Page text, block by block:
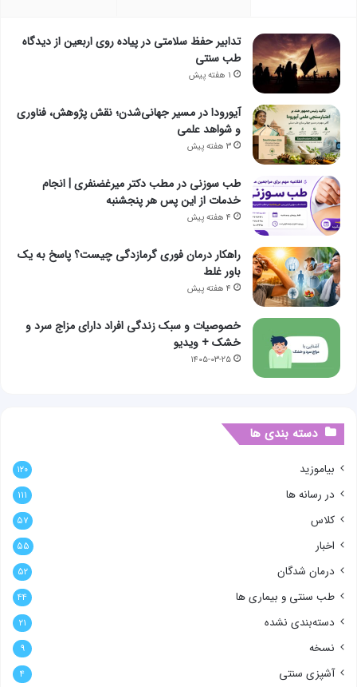
تدابیر حفظ سلامتی در پیاده روی اربعین از دیدگاه
طب سنتی
۱ هفته پیش
آیورودا در مسیر جهانی‌شدن؛ نقش پژوهش، فناوری
و شواهد علمی
۳ هفته پیش
طب سوزنی در مطب دکتر میرغضنفری | انجام
خدمات از این پس هر پنجشنبه
۴ هفته پیش
راهکار درمان فوری گرمازدگی چیست؟ پاسخ به یک
باور غلط
۴ هفته پیش
خصوصیات و سبک زندگی افراد دارای مزاج سرد و
خشک + ویدیو
۱۴۰۵-۰۳-۲۵
دسته بندی ها
بیاموزید ۱۲۰
در رسانه ها ۱۱۱
کلاس ۵۷
اخبار ۵۵
درمان شدگان ۵۲
طب سنتی و بیماری ها ۴۴
دسته‌بندی نشده ۲۱
نسخه ۹
آشپزی سنتی ۴